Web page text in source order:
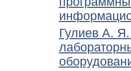
Гулиев А. Я.